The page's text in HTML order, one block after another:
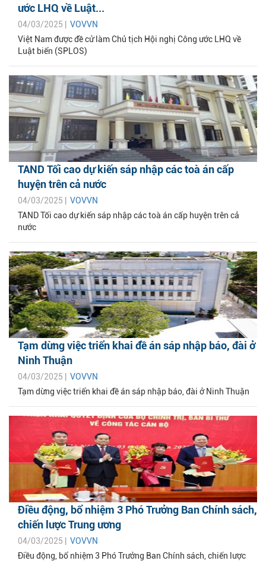
ước LHQ về Luật...
04/03/2025 | VOVVN
Việt Nam được đề cử làm Chủ tịch Hội nghị Công ước LHQ về
Luật biển (SPLOS)
TAND Tối cao dự kiến sáp nhập các toà án cấp
huyện trên cả nước
04/03/2025 | VOVVN
TAND Tối cao dự kiến sáp nhập các toà án cấp huyện trên cả
nước
Tạm dừng việc triển khai đề án sáp nhập báo, đài ở
Ninh Thuận
04/03/2025 | VOVVN
Tạm dừng việc triển khai đề án sáp nhập báo, đài ở Ninh Thuận
Điều động, bổ nhiệm 3 Phó Trưởng Ban Chính sách,
chiến lược Trung ương
04/03/2025 | VOVVN
Điều động, bổ nhiệm 3 Phó Trưởng Ban Chính sách, chiến lược